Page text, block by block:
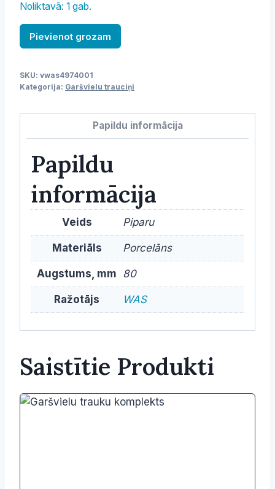
Noliktavā: 1 gab.
Dozētājs,
pipariem,
H-
cm,
daudzums
Pievienot grozam
SKU: vwas4974001
Kategorija: Garšvielu trauciņi
Papildu informācija
Papildu
informācija
Veids Piparu
Materiāls Porcelāns
Augstums, mm 80
Ražotājs WAS
Saistītie Produkti